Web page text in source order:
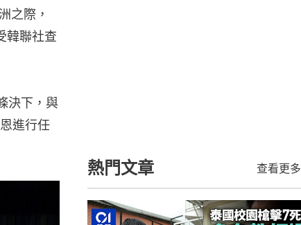
之際，
韓聯社查
決下，與
進行任
熱門文章 查看更多